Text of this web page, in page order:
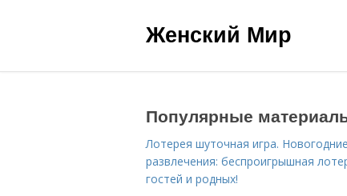
Женский Мир
Популярные
Лотерея шуточная игра. Новогодние
развлечения: беспроигрышная
гостей и родных!